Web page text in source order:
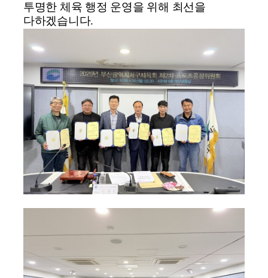
투명한 체육 행정 운영을 위해 최선을
다하겠습니다.